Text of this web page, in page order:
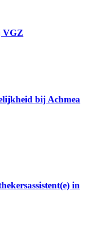
VGZ
bij Achmea
in